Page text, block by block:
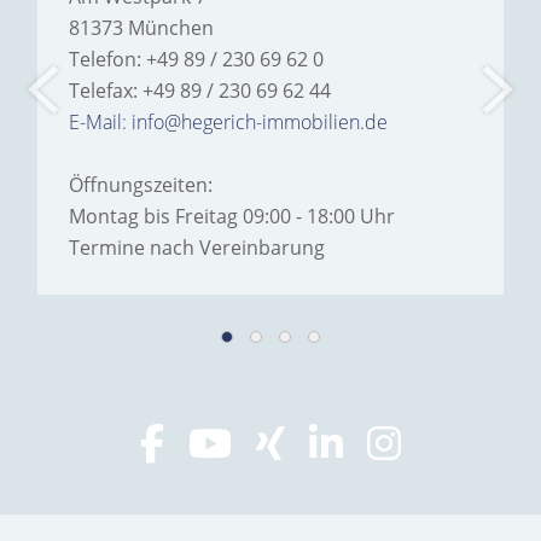
81373 München
Telefon: +49 89 / 230 69 62 0
Telefax: +49 89 / 230 69 62 44
E-Mail: info@hegerich-immobilien.de
Öffnungszeiten:
Montag bis Freitag 09:00 - 18:00 Uhr
Termine nach Vereinbarung